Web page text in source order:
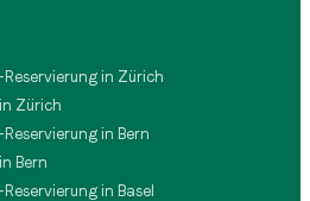
in Zürich
Zürich
in Bern
Bern
in Basel